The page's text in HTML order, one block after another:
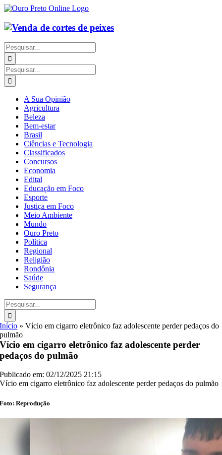
Ir
o
conteúdo
Buscar
resultados
para:
Buscar
resultados
para:
A Sua Opinião
Agricultura
Beleza
Bem-estar
Brasil
Ciências e Tecnologia
Classificados
Concursos
Economia
Edital
Educação em Foco
Esporte
Justiça em Foco
Meio Ambiente
Mundo
Ouro Preto
Política
Regional
Religião
Rondônia
Saúde
Segurança
Buscar
resultados
para:
Início »Vício em cigarro eletrônico faz adolescente perder pedaços do
pulmão
Vício em cigarro eletrônico faz adolescente perder
pedaços do pulmão
Publicado em: 02/12/2025 21:15
Vício em cigarro eletrônico faz adolescente perder pedaços do pulmão
Foto: Reprodução